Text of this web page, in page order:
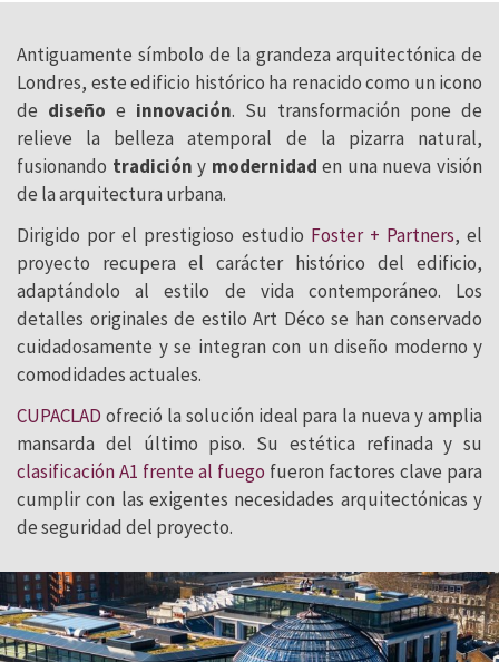
Antiguamente símbolo de la grandeza arquitectónica de
Londres, este edificio histórico ha renacido como un icono
de diseño e innovación. Su transformación pone de
relieve la belleza atemporal de la pizarra natural,
fusionando tradicióny modernidaden una nueva visión
de la arquitectura urbana.
Dirigido por el prestigioso estudio Foster + Partners, el
proyecto recupera el carácter histórico del edificio,
adaptándolo al estilo de vida contemporáneo. Los
detalles originales de estilo Art Déco se han conservado
cuidadosamente y se integran con un diseño moderno y
comodidades actuales.
CUPACLAD ofreció la solución ideal para la nueva y amplia
mansarda del último piso. Su estética refinada y su
clasificación A1 frente al fuego fueron factores clave para
cumplir con las exigentes necesidades arquitectónicas y
de seguridad del proyecto.